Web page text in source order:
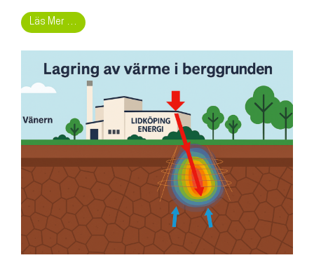
Läs Mer …